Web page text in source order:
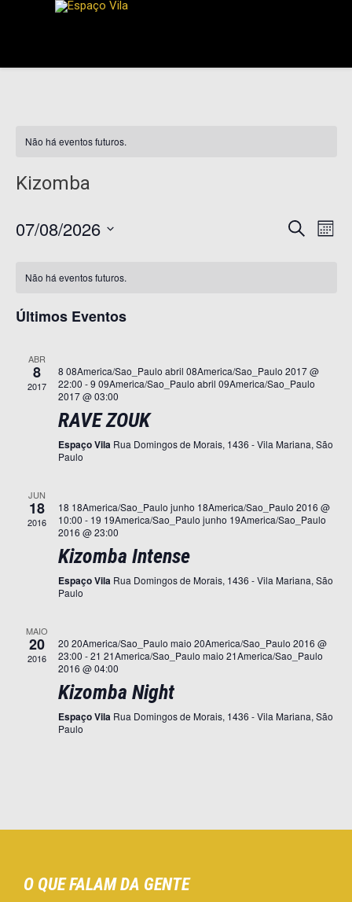
Não há eventos futuros.
Kizomba
de
Procurar
eventos
Mês
07/08/2026
data.
Eventos
Não há eventos futuros.
Últimos Eventos
ABR
8
2017
8 08America/Sao_Paulo abril 08America/Sao_Paulo 2017 @
22:00 -9 09America/Sao_Paulo abril 09America/Sao_Paulo
2017 @ 03:00
RAVE ZOUK
Espaço Vila Rua Domingos de Morais, 1436 - Vila Mariana, São
Paulo
JUN
18
2016
18 18America/Sao_Paulo junho 18America/Sao_Paulo 2016 @
10:00 - 19 19America/Sao_Paulo junho 19America/Sao_Paulo
2016 @ 23:00
Kizomba Intense
Espaço Vila Rua Domingos de Morais, 1436 - Vila Mariana, São
Paulo
MAIO
20
2016
20 20America/Sao_Paulo maio 20America/Sao_Paulo 2016 @
23:00 -21 21America/Sao_Paulo maio 21America/Sao_Paulo
2016 @ 04:00
Kizomba Night
Espaço Vila Rua Domingos de Morais, 1436 - Vila Mariana, São
Paulo
O QUE FALAM DA GENTE